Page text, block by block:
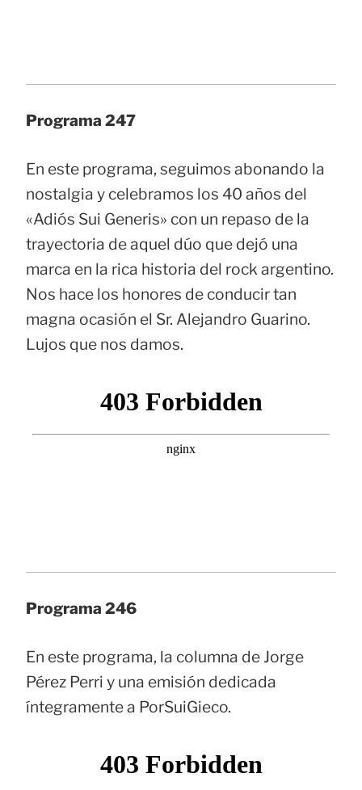
Programa 247
En este programa, seguimos abonando la
nostalgia y celebramos los 40 años del
«Adiós Sui Generis» con un repaso de la
trayectoria de aquel dúo que dejó una
marca en la rica historia del rock argentino.
Nos hace los honores de conducir tan
magna ocasión el Sr. Alejandro Guarino.
Lujos que nos damos.
Programa 246
En este programa, la columna de Jorge
Pérez Perri y una emisión dedicada
íntegramente a PorSuiGieco.